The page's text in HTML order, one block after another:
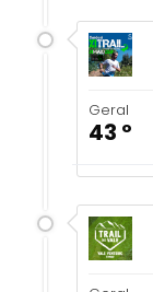
Geral
43 º